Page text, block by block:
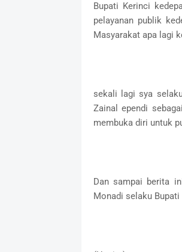
Bupati Kerinci
pelayanan publik
Masyarakat apa lagi
sekali lagi sya
Zainal ependi
membuka diri untuk
Dan sampai berita
Monadi selaku